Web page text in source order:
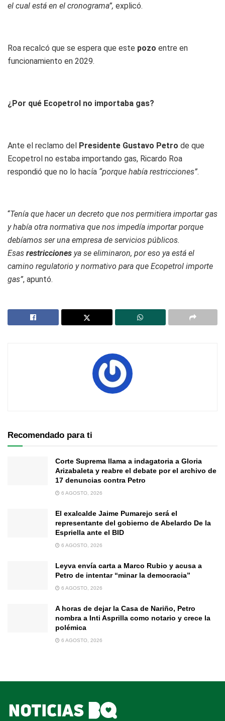
el cual está en el cronograma”, explicó.
Roa recalcó que se espera que este pozo entre en
funcionamiento en 2029.
¿Por qué Ecopetrol no importaba gas?
Ante el reclamo del Presidente Gustavo Petro de que
Ecopetrol no estaba importando gas, Ricardo Roa
respondió que no lo hacía “porque había restricciones”.
“Tenía que hacer un decreto que nos permitiera importar gas
y había otra normativa que nos impedía importar porque
debíamos ser una empresa de servicios públicos.
Esas restricciones ya se eliminaron, por eso ya está el
camino regulatorio y normativo para que Ecopetrol importe
gas”, apuntó.
Recomendado para ti
Corte Suprema llama a indagatoria a Gloria
Arizabaleta y reabre el debate por el archivo de
17 denuncias contra Petro
6 AGOSTO, 2026
El exalcalde Jaime Pumarejo será el
representante del gobierno de Abelardo De la
Espriella ante el BID
6 AGOSTO, 2026
Leyva envía carta a Marco Rubio y acusa a
Petro de intentar “minar la democracia”
6 AGOSTO, 2026
A horas de dejar la Casa de Nariño, Petro
nombra a Inti Asprilla como notario y crece la
polémica
6 AGOSTO, 2026